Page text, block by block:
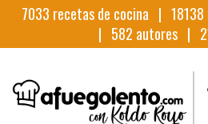
7033 recetas de cocina | 18138
| 582 autores |